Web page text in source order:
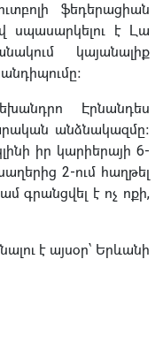
ֆեդերացիան
սպասարկելու է Լա
կայանալիք
Էրնանդես
անձնակազմը։
իր կարիերայի 6-
2-ում հաղթել
գրանցվել է ոչ ոքի,
է այսօր՝ Երևանի